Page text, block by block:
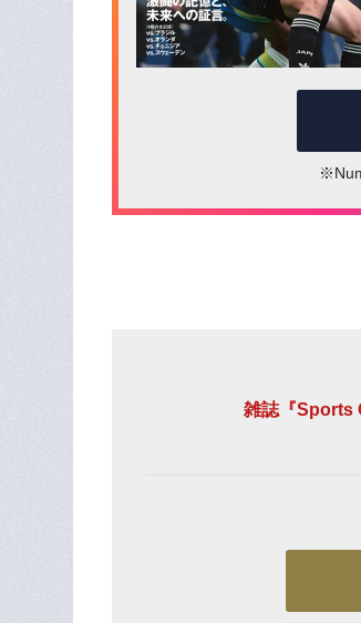
雑誌『Sports